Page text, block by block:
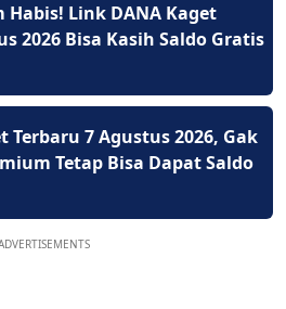
Habis! Link DANA Kaget
2026 Bisa Kasih Saldo Gratis
Terbaru 7 Agustus 2026, Gak
Tetap Bisa Dapat Saldo